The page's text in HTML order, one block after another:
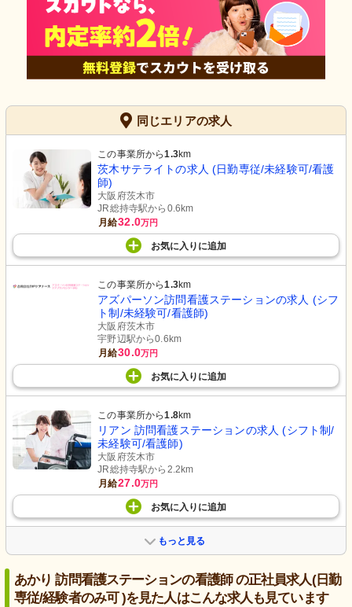
同じエリアの求人
この事業所から1.3km
茨木サテライトの求人 (日勤専従/未経験可/看護
師)
大阪府茨木市
JR総持寺駅から0.6km
月給32.0万円
お気に入り に追加
この事業所から1.3km
アズパーソン訪問看護ステーションの求人 (シフ
ト制/未経験可/看護師)
大阪府茨木市
宇野辺駅から0.6km
月給30.0万円
お気に入り に追加
この事業所から1.8km
リアン 訪問看護ステーションの求人 (シフト制/
未経験可/看護師)
大阪府茨木市
JR総持寺駅から2.2km
月給27.0万円
お気に入り に追加
もっと見る
あかり 訪問看護ステーションの看護師 の正社員求人(日勤
専従/経験者のみ可 )を見た人はこんな求人も見ています